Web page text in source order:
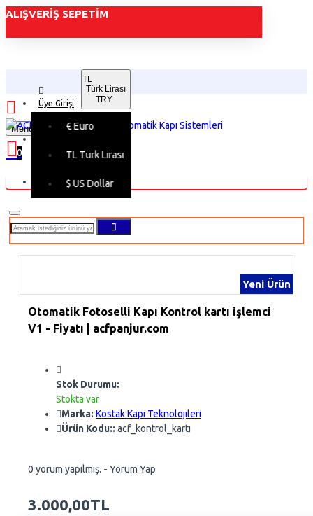
ALIŞVERIŞ SEPETIM
Üye Girişi
TL
Türk Lirası
TRY
€Euro
TL Türk Lirası
$ US Dollar
Menu
0
Alışveriş sepetiniz boş!
Yeni Ürün
Otomatik Fotoselli Kapı Kontrol kartı işlemci
V1 - Fiyatı | acfpanjur.com
Stok Durumu:
Stokta var
Marka: Kostak Kapı Teknolojileri
Ürün Kodu:: acf_kontrol_kartı
0 yorum yapılmış. - Yorum Yap
3.000,00TL